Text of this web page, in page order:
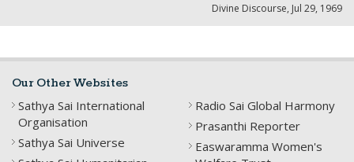
Divine Discourse, Jul 29, 1969
Our Other Websites
Sathya Sai International
Organisation
Sathya Sai Universe
Radio Sai Global Harmony
Prasanthi Reporter
Easwaramma Women's